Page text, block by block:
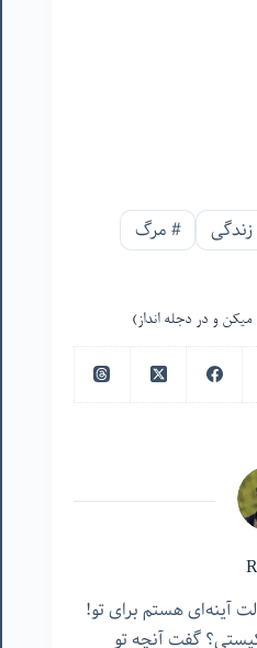
زندگی #مرگ
میکن و در دجله انداز)
آینه‌ای هستم برای تو!
گفت آنچه تو